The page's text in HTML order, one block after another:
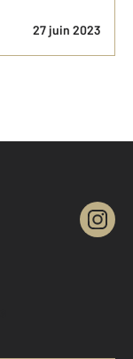
27 juin 2023